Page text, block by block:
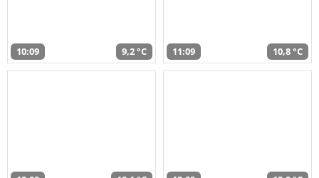
10:09 9,2 °C 11:09 10,8 °C